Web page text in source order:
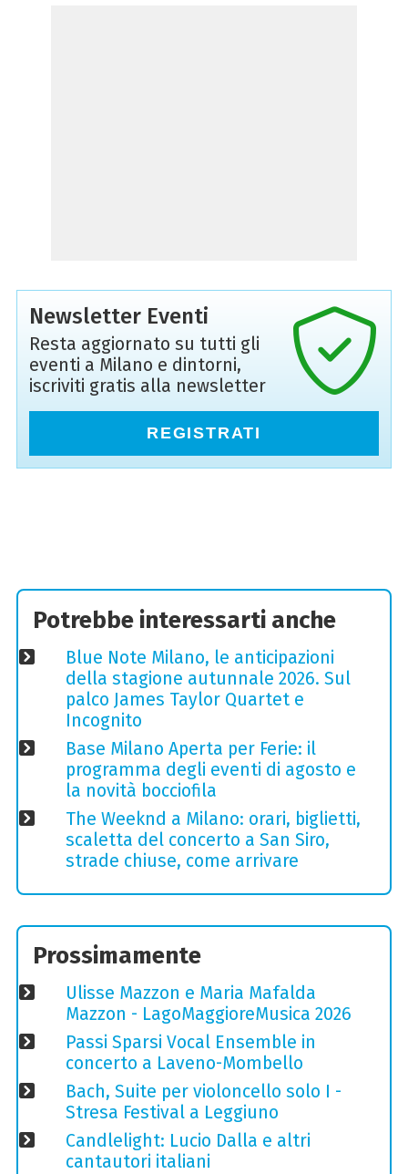
Newsletter Eventi
Resta aggiornato su tutti gli
eventi a Milano e dintorni,
iscriviti gratis alla newsletter
REGISTRATI
Potrebbe interessarti anche
Blue Note Milano, le anticipazioni
della stagione autunnale 2026. Sul
palco James Taylor Quartet e
Incognito
Base Milano Aperta per Ferie: il
programma degli eventi di agosto e
la novità bocciofila
The Weeknd a Milano: orari, biglietti,
scaletta del concerto a San Siro,
strade chiuse, come arrivare
Prossimamente
Ulisse Mazzon e Maria Mafalda
Mazzon - LagoMaggioreMusica 2026
Passi Sparsi Vocal Ensemble in
concerto a Laveno-Mombello
Bach, Suite per violoncello solo I -
Stresa Festival a Leggiuno
Candlelight: Lucio Dalla e altri
cantautori italiani